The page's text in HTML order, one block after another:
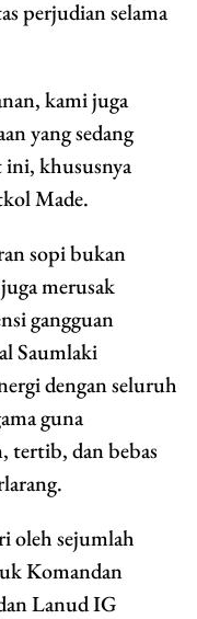
perjudian selama
kami juga
yang sedang
ini, khususnya
Made.
sopi bukan
merusak
gangguan
Saumlaki
dengan seluruh
guna
tertib, dan bebas
oleh sejumlah
Komandan
Lanud IG